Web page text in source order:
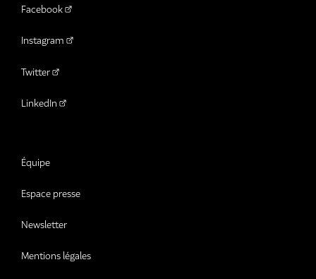
Facebook
Instagram
Twitter
LinkedIn
Équipe
Espace presse
Newsletter
Mentions légales